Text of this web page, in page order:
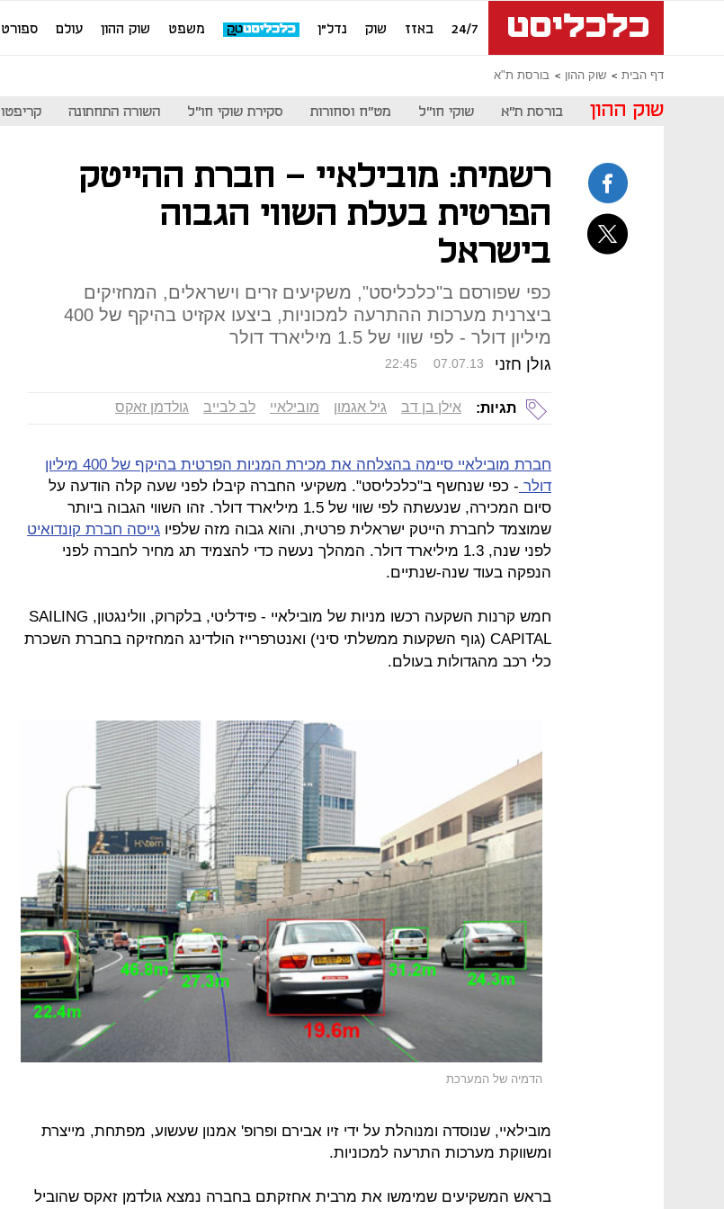
24/7 באזז שוק נדל"ן משפט שוק ההון עולם ספורט
דף הבית שוק ההון בורסת ת"א
שוק ההון בורסת ת"א שוקי חו"ל מט"ח וסחורות סקירת שוקי חו"ל השורה התחתונה קריפטו
רשמית: מובילאיי - חברת ההייטק
הפרטית בעלת השווי הגבוה
בישראל
כפי שפורסם ב"כלכליסט", משקיעים זרים וישראלים, המחזיקים
ביצרנית מערכות ההתרעה למכוניות, ביצעו אקזיט בהיקף של 400
מיליון דולר - לפי שווי של 1.5 מיליארד דולר
גולן חזני 22:45 07.07.13
תגיות: אילן בן דב גיל אגמון מובילאיי לב לבייב גולדמן זאקס
חברת מובילאיי סיימה בהצלחה את מכירת המניות הפרטית בהיקף של 400 מיליון
דולר - כפי שנחשף ב"כלכליסט". משקיעי החברה קיבלו לפני שעה קלה הודעה על
סיום המכירה, שנעשתה לפי שווי של 1.5 מיליארד דולר. זהו השווי הגבוה ביותר
שמוצמד לחברת הייטק ישראלית פרטית, והוא גבוה מזה שלפיו גייסה חברת קונדואיט
לפני שנה, 1.3 מיליארד דולר. המהלך נעשה כדי להצמיד תג מחיר לחברה לפני
הנפקה בעוד שנה-שנתיים.
חמש קרנות השקעה רכשו מניות של מובילאיי - פידליטי, בלקרוק, וולינגטון, SAILING
CAPITAL (גוף השקעות ממשלתי סיני) ואנטרפרייז הולדינג המחזיקה בחברת השכרת
כלי רכב מהגדולות בעולם.
הדמיה של המערכת
מובילאיי, שנוסדה ומנוהלת על ידי זיו אבירם ופרופ' אמנון שעשוע, מפתחת, מייצרת
ומשווקת מערכות התרעה למכוניות.
בראש המשקיעים שמימשו את מרבית אחזקתם בחברה נמצא גולדמן זאקס שהוביל